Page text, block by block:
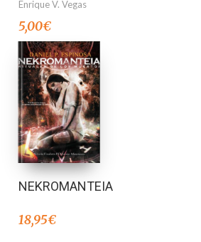
Enrique V. Vegas
5,00€
NEKROMANTEIA
18,95€